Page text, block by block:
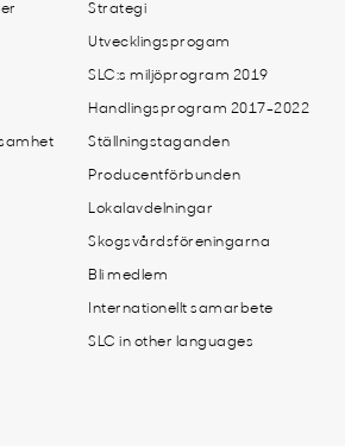
Strategi
Utvecklingsprogam
SLC:s miljöprogram 2019
Handlingsprogram 2017-2022
Ställningstaganden
Producentförbunden
Lokalavdelningar
Skogsvårdsföreningarna
Bli medlem
Internationellt samarbete
SLC in other languages